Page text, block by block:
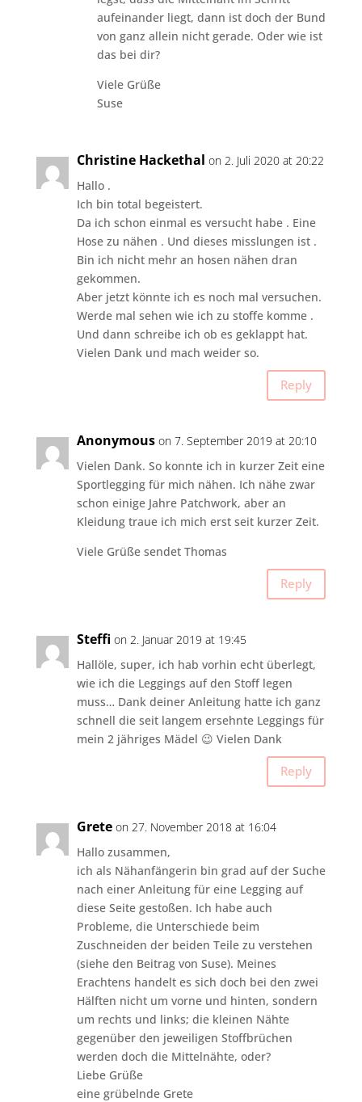
aufeinander liegt, dann ist doch der Bund
von ganz allein nicht gerade. Oder wie ist
das bei dir?
Viele Grüße
Suse
Christine Hackethal on 2. Juli 2020 at 20:22
Hallo .
Ich bin total begeistert.
Da ich schon einmal es versucht habe . Eine
Hose zu nähen . Und dieses misslungen ist .
Bin ich nicht mehr an hosen nähen dran
gekommen.
Aber jetzt könnte ich es noch mal versuchen.
Werde mal sehen wie ich zu stoffe komme .
Und dann schreibe ich ob es geklappt hat.
Vielen Dank und mach weider so.
Reply
Anonymous on 7. September 2019 at 20:10
Vielen Dank. So konnte ich in kurzer Zeit eine
Sportlegging für mich nähen. Ich nähe zwar
schon einige Jahre Patchwork, aber an
Kleidung traue ich mich erst seit kurzer Zeit.
Viele Grüße sendet Thomas
Reply
Steffi on 2. Januar 2019 at 19:45
Hallöle, super, ich hab vorhin echt überlegt,
wie ich die Leggings auf den Stoff legen
muss… Dank deiner Anleitung hatte ich ganz
schnell die seit langem ersehnte Leggings für
mein 2 jähriges Mädel 😉 Vielen Dank
Reply
Grete on 27. November 2018 at 16:04
Hallo zusammen,
ich als Nähanfängerin bin grad auf der Suche
nach einer Anleitung für eine Legging auf
diese Seite gestoßen. Ich habe auch
Probleme, die Unterschiede beim
Zuschneiden der beiden Teile zu verstehen
(siehe den Beitrag von Suse). Meines
Erachtens handelt es sich doch bei den zwei
Hälften nicht um vorne und hinten, sondern
um rechts und links; die kleinen Nähte
gegenüber den jeweiligen Stoffbrüchen
werden doch die Mittelnähte, oder?
Liebe Grüße
eine grübelnde Grete